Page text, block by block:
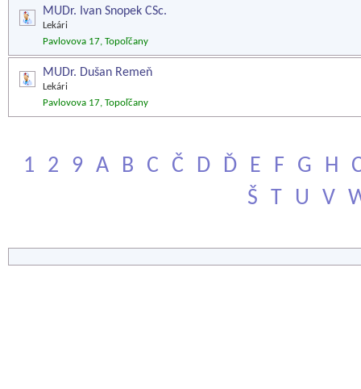
MUDr. Ivan Snopek CSc.
Lekári
Pavlovova 17, Topoľčany
MUDr. Dušan Remeň
Lekári
Pavlovova 17, Topoľčany
1 2 9 A B C Č D Ď E F G H
Š
T U V